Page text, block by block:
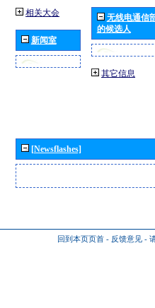
相关大会
新闻室
无线电通信
的候选人
其它信息
[Newsflashes]
回到本页页首 - 反馈意见 -